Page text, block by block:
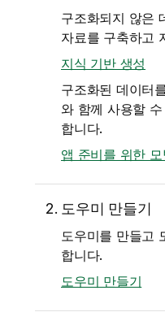
구조화되지 않은
자료를 구축하고
지식 기반 생성
구조화된 데이터
와 함께 사용할
합니다.
앱 준비를 위한
도우미 만들기
도우미를 만들고
합니다.
도우미 만들기